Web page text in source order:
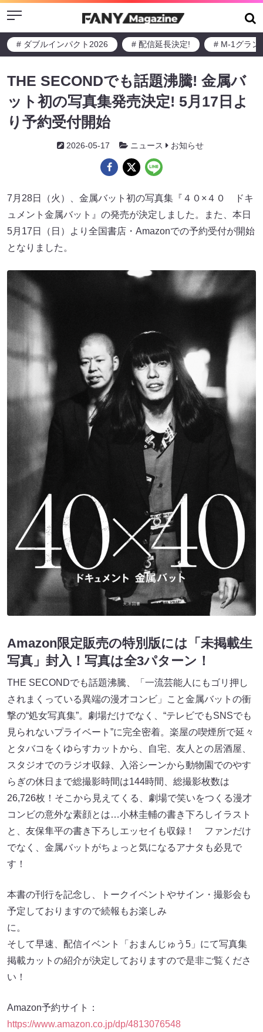
Menu
# ダブルインパクト2026 # 配信延長決定! # M-1グラン
THE SECONDでも話題沸騰! 金属バ
ット初の写真集発売決定! 5月17日よ
り予約受付開始
2026-05-17 ニュース お知らせ
7月28日（火）、金属バット初の写真集『４０×４０ ドキ
ュメント金属バット』の発売が決定しました。また、本日
5月17日（日）より全国書店・Amazonでの予約受付が開始
となりました。
Amazon限定販売の特別版には「未掲載生
写真」封入！写真は全3パターン！
THE SECONDでも話題沸騰、「一流芸能人にもゴリ押し
されまくっている異端の漫才コンビ」こと金属バットの衝
撃の“処女写真集”。劇場だけでなく、“テレビでもSNSでも
見られないプライベート”に完全密着。楽屋の喫煙所で延々
とタバコをくゆらすカットから、自宅、友人との居酒屋、
スタジオでのラジオ収録、入浴シーンから動物園でのやす
らぎの休日まで総撮影時間は144時間、総撮影枚数は
26,726枚！そこから見えてくる、劇場で笑いをつくる漫才
コンビの意外な素顔とは…小林圭輔の書き下ろしイラスト
と、友保隼平の書き下ろしエッセイも収録！ ファンだけ
でなく、金属バットがちょっと気になるアナタも必見で
本書の刊行を記念し、トークイベントやサイン・撮影会も
予定しておりますので続報もお楽しみ
そして早速、配信イベント「おまんじゅう5」にて写真集
掲載カットの紹介が決定しておりますので是非ご覧くださ
い！
Amazon予約サイト：
https://www.amazon.co.jp/dp/4813076548